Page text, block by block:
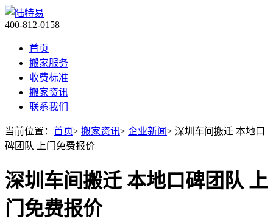
400-812-0158
首页
搬家服务
收费标准
搬家资讯
联系我们
当前位置： 首页> 搬家资讯> 企业新闻> 深圳车间搬迁 本地口
碑团队 上门免费报价
深圳车间搬迁 本地口碑团队 上
门免费报价